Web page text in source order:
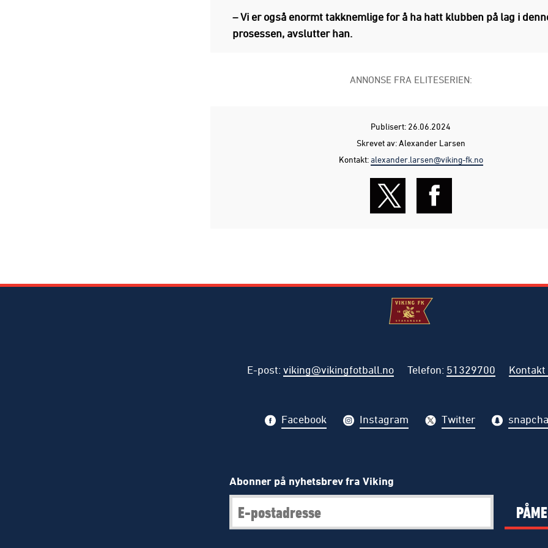
– Vi er også enormt takknemlige for å ha hatt klubben på lag i
prosessen, avslutter han.
ANNONSE FRA ELITESERIEN:
Publisert: 26.06.2024
Skrevet av: Alexander Larsen
Kontakt: alexander.larsen@viking-fk.no
E-post: viking@vikingfotball.no Telefon: 51329700 Kontakt
Facebook Instagram Twitter
Abonner på nyhetsbrev fra Viking